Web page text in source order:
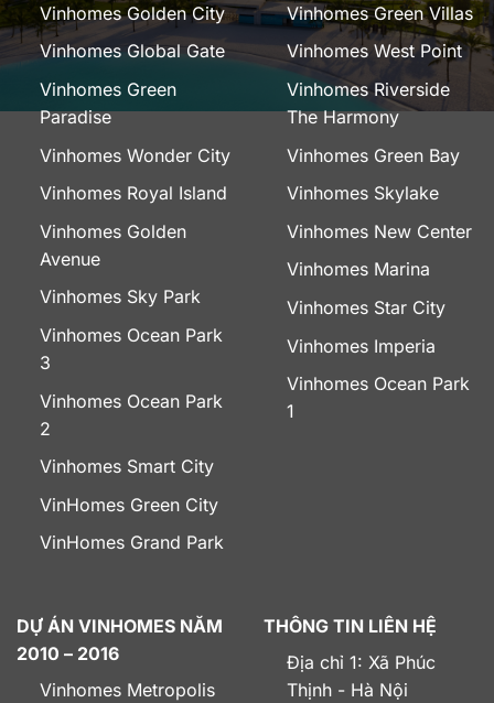
Vinhomes Golden City
Vinhomes Global Gate
Vinhomes Green
Paradise
Vinhomes Wonder City
Vinhomes Royal Island
Vinhomes Golden
Avenue
Vinhomes Sky Park
Vinhomes Ocean Park
3
Vinhomes Ocean Park
2
Vinhomes Smart City
VinHomes Green City
VinHomes Grand Park
Vinhomes Green Villas
Vinhomes West Point
Vinhomes Riverside
The Harmony
Vinhomes Green Bay
Vinhomes Skylake
Vinhomes New Center
Vinhomes Marina
Vinhomes Star City
Vinhomes Imperia
Vinhomes Ocean Park
1
DỰ ÁN VINHOMES NĂM
2010 – 2016
Vinhomes Metropolis
THÔNG TIN LIÊN HỆ
Địa chỉ 1: Xã Phúc
Thịnh - Hà Nội